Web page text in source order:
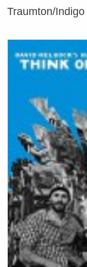
Traumton/Indigo